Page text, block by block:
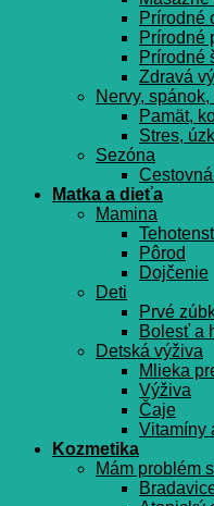
Prírodné
Prírodné
Prírodné
Zdravá
Nervy,
Pamät,
Stres,
Sezóna
Matka a dieťa
Mamina
Pôrod
Dojčenie
Deti
Prvé
Bolesť a
Detská výživa
Mlieka
Výživa
Čaje
Vitamíny
Kozmetika
Mám problém